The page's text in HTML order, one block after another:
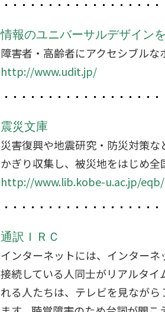
情報のユニバーサルデザイン
障害者・高齢者にアクセシブルな
http://www.udit.jp/
震災文庫
災害復興や地震研究・防災対策
かぎり収集し、被災地をはじめ全
http://www.lib.kobe-u.ac.jp/eqb/
通訳ＩＲＣ
インターネットには、インター
接続している人同士がリアルタ
れる人たちは、テレビを見なが